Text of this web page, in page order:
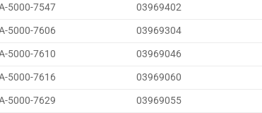
5000-7547
03969402
5000-7606
03969304
5000-7610
03969046
5000-7616
03969060
5000-7629
03969055